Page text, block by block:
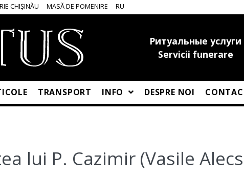
CHIŞINĂU MASĂ DE POMENIRE RU
Ритуальные услуги
Servicii funerare
TRANSPORT INFO DESPRE NOI
lui P. Cazimir (Vasile